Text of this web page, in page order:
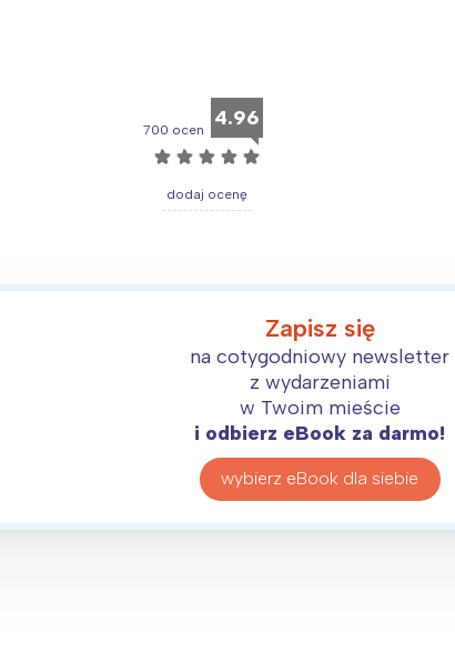
700 ocen 4.96
☆ ☆ ☆ ☆ ☆
dodaj ocenę
Zapisz się
na cotygodniowy newsletter
z wydarzeniami
w Twoim mieście
i odbierz eBook za darmo!
wybierz eBook dla siebie